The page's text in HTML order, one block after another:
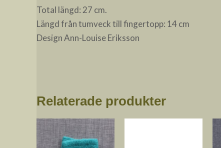
Total längd: 27 cm.
Längd från tumveck till fingertopp: 14 cm
Design Ann-Louise Eriksson
Relaterade produkter